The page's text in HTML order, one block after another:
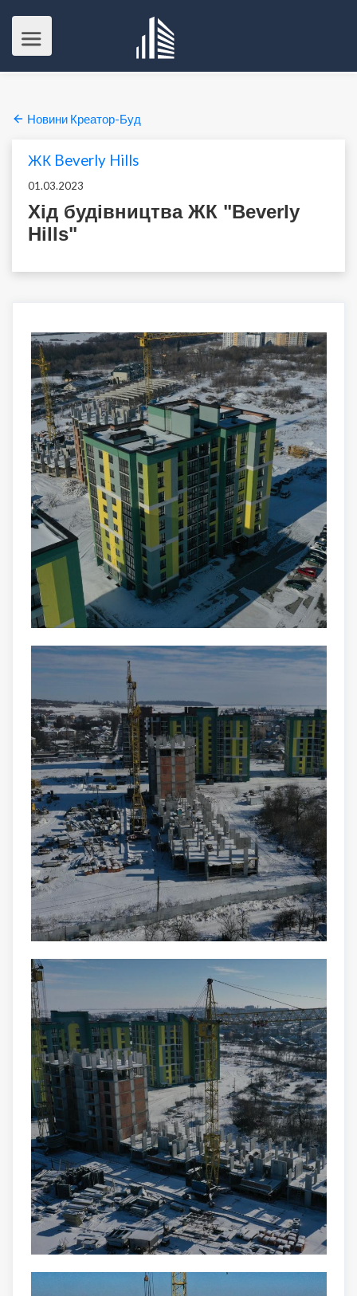
Новини Креатор-Буд
ЖК Beverly Hills
01.03.2023
Хід будівництва ЖК "Beverly
Hills"